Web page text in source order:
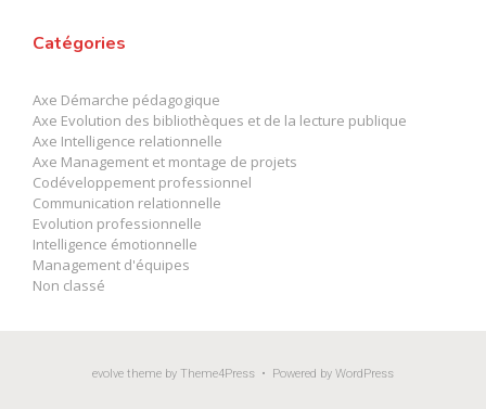
Catégories
Axe Démarche pédagogique
Axe Evolution des bibliothèques et de la lecture publique
Axe Intelligence relationnelle
Axe Management et montage de projets
Codéveloppement professionnel
Communication relationnelle
Evolution professionnelle
Intelligence émotionnelle
Management d'équipes
Non classé
evolve theme by Theme4Press • Powered by WordPress